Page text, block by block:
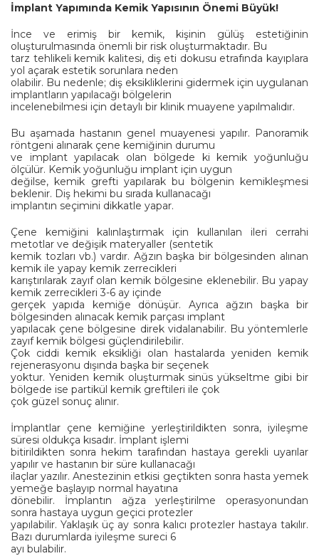
İmplant Yapımında Kemik Yapısının Önemi Büyük!
İnce ve erimiş bir kemik, kişinin gülüş estetiğinin
oluşturulmasında önemli bir risk oluşturmaktadır. Bu
tarz tehlikeli kemik kalitesi, diş eti dokusu etrafında kayıplara
yol açarak estetik sorunlara neden
olabilir. Bu nedenle; diş eksikliklerini gidermek için uygulanan
implantların yapılacağı bölgelerin
incelenebilmesi için detaylı bir klinik muayene yapılmalıdır.
Bu aşamada hastanın genel muayenesi yapılır. Panoramik
röntgeni alınarak çene kemiğinin durumu
ve implant yapılacak olan bölgede ki kemik yoğunluğu
ölçülür. Kemik yoğunluğu implant için uygun
değilse, kemik grefti yapılarak bu bölgenin kemikleşmesi
beklenir. Diş hekimi bu sırada kullanacağı
implantın seçimini dikkatle yapar.
Çene kemiğini kalınlaştırmak için kullanılan ileri cerrahi
metotlar ve değişik materyaller (sentetik
kemik tozları vb.) vardır. Ağzın başka bir bölgesinden alınan
kemik ile yapay kemik zerrecikleri
karıştırılarak zayıf olan kemik bölgesine eklenebilir. Bu yapay
kemik zerrecikleri 3-6 ay içinde
gerçek yapıda kemiğe dönüşür. Ayrıca ağzın başka bir
bölgesinden alınacak kemik parçası implant
yapılacak çene bölgesine direk vidalanabilir. Bu yöntemlerle
zayıf kemik bölgesi güçlendirilebilir.
Çok ciddi kemik eksikliği olan hastalarda yeniden kemik
rejenerasyonu dışında başka bir seçenek
yoktur. Yeniden kemik oluşturmak sinüs yükseltme gibi bir
bölgede ise partikül kemik greftileri ile çok
çok güzel sonuç alınır.
İmplantlar çene kemiğine yerleştirildikten sonra, iyileşme
süresi oldukça kısadır. İmplant işlemi
bitirildikten sonra hekim tarafından hastaya gerekli uyarılar
yapılır ve hastanın bir süre kullanacağı
ilaçlar yazılır. Anestezinin etkisi geçtikten sonra hasta yemek
yemeğe başlayıp normal hayatına
dönebilir. İmplantın ağza yerleştirilme operasyonundan
sonra hastaya uygun geçici protezler
yapılabilir. Yaklaşık üç ay sonra kalıcı protezler hastaya takılır.
Bazı durumlarda iyileşme sureci 6
ayı bulabilir.